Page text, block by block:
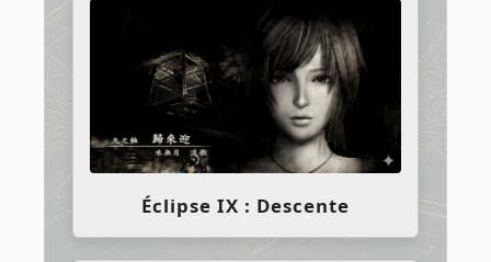
Éclipse IX : Descente